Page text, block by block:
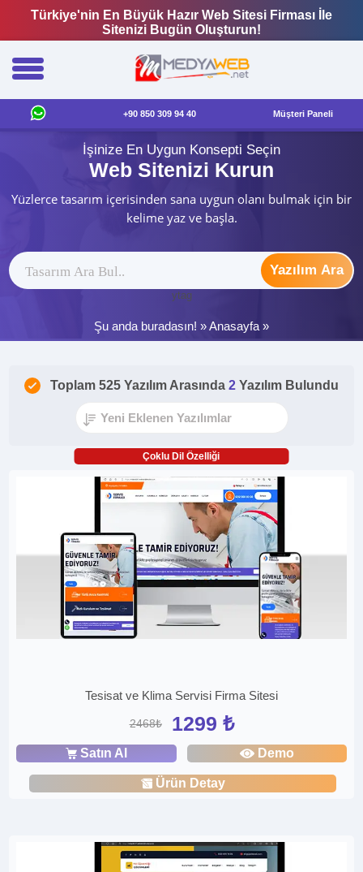
Türkiye'nin En Büyük Hazır Web Sitesi Firması İle
Sitenizi Bugün Oluşturun!
+90 850 309 94 40 Müşteri Paneli
İşinize En Uygun Konsepti Seçin
Web Sitenizi Kurun
Yüzlerce tasarım içerisinden sana uygun olanı bulmak için bir
kelime yaz ve başla.
Yazılım Ara
ytag
Şu anda buradasın! »Anasayfa »
Toplam 525 Yazılım Arasında 2 Yazılım Bulundu
Çoklu Dil Özelliği
Tesisat ve Klima Servisi Firma Sitesi
2468₺ 1299 ₺
Satın Al Demo
Ürün Detay